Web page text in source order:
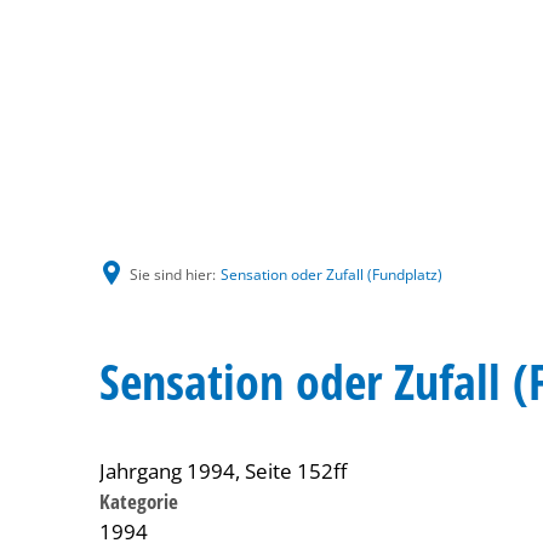
Sie sind hier: Sensation oder Zufall (Fundplatz)
Sensation oder Zufall
Jahrgang 1994, Seite 152ff
Kategorie
1994